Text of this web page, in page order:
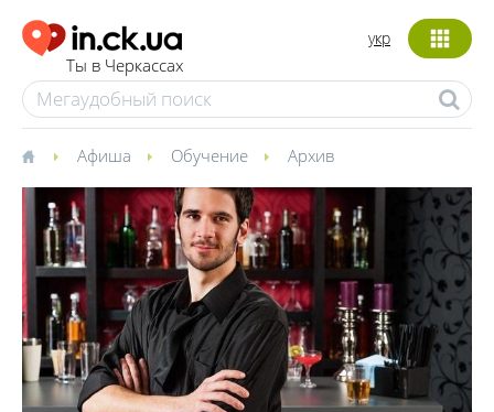
Ты в Черкассах
укр
Афиша Обучение Архив